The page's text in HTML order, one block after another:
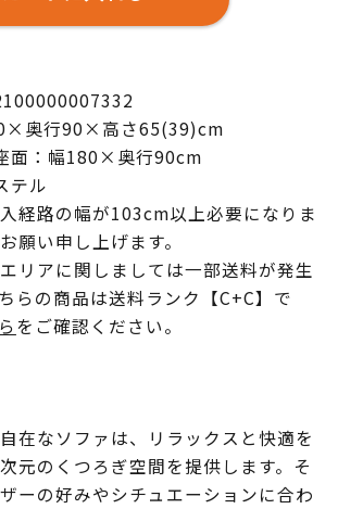
奥行90×高さ65(39)cm
面：幅180×奥行90cm
テル
経路の幅が103cm以上必要になりま
願い申し上げます。
リアに関しましては一部送料が発生
らの商品は送料ランク【C+C】で
をご確認ください。
在なソファは、リラックスと快適を
元のくつろぎ空間を提供します。そ
ーの好みやシチュエーションに合わ